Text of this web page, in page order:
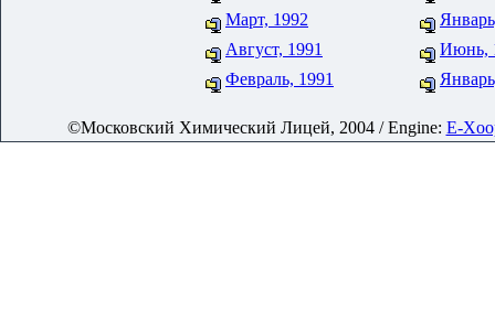
Март, 1992
Август, 1991
Июнь,
Февраль, 1991
©Московский Химический Лицей, 2004 / Engine: E-